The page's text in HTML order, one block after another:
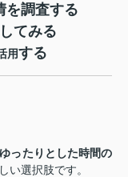
を調査する
てみる
用する
ゆったりとした時間の
い選択肢です。